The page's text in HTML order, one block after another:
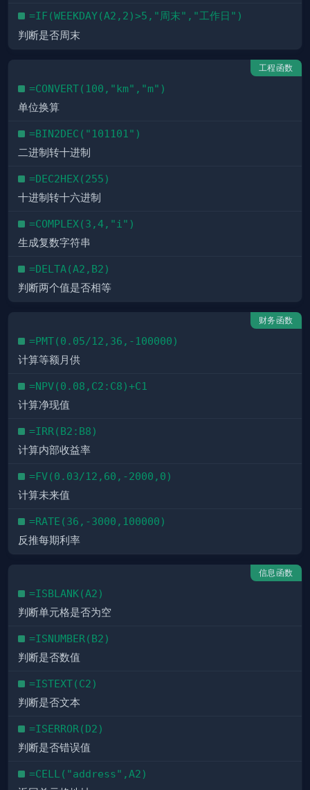
=IF(WEEKDAY(A2,2)>5,"周末","工作日")
判断是否周末
工程函数
=CONVERT(100,"km","m")
单位换算
=BIN2DEC("101101")
二进制转十进制
=DEC2HEX(255)
十进制转十六进制
=COMPLEX(3,4,"i")
生成复数字符串
=DELTA(A2,B2)
判断两个值是否相等
财务函数
=PMT(0.05/12,36,-100000)
计算等额月供
=NPV(0.08,C2:C8)+C1
计算净现值
=IRR(B2:B8)
计算内部收益率
=FV(0.03/12,60,-2000,0)
计算未来值
=RATE(36,-3000,100000)
反推每期利率
信息函数
=ISBLANK(A2)
判断单元格是否为空
=ISNUMBER(B2)
判断是否数值
=ISTEXT(C2)
判断是否文本
=ISERROR(D2)
判断是否错误值
=CELL("address",A2)